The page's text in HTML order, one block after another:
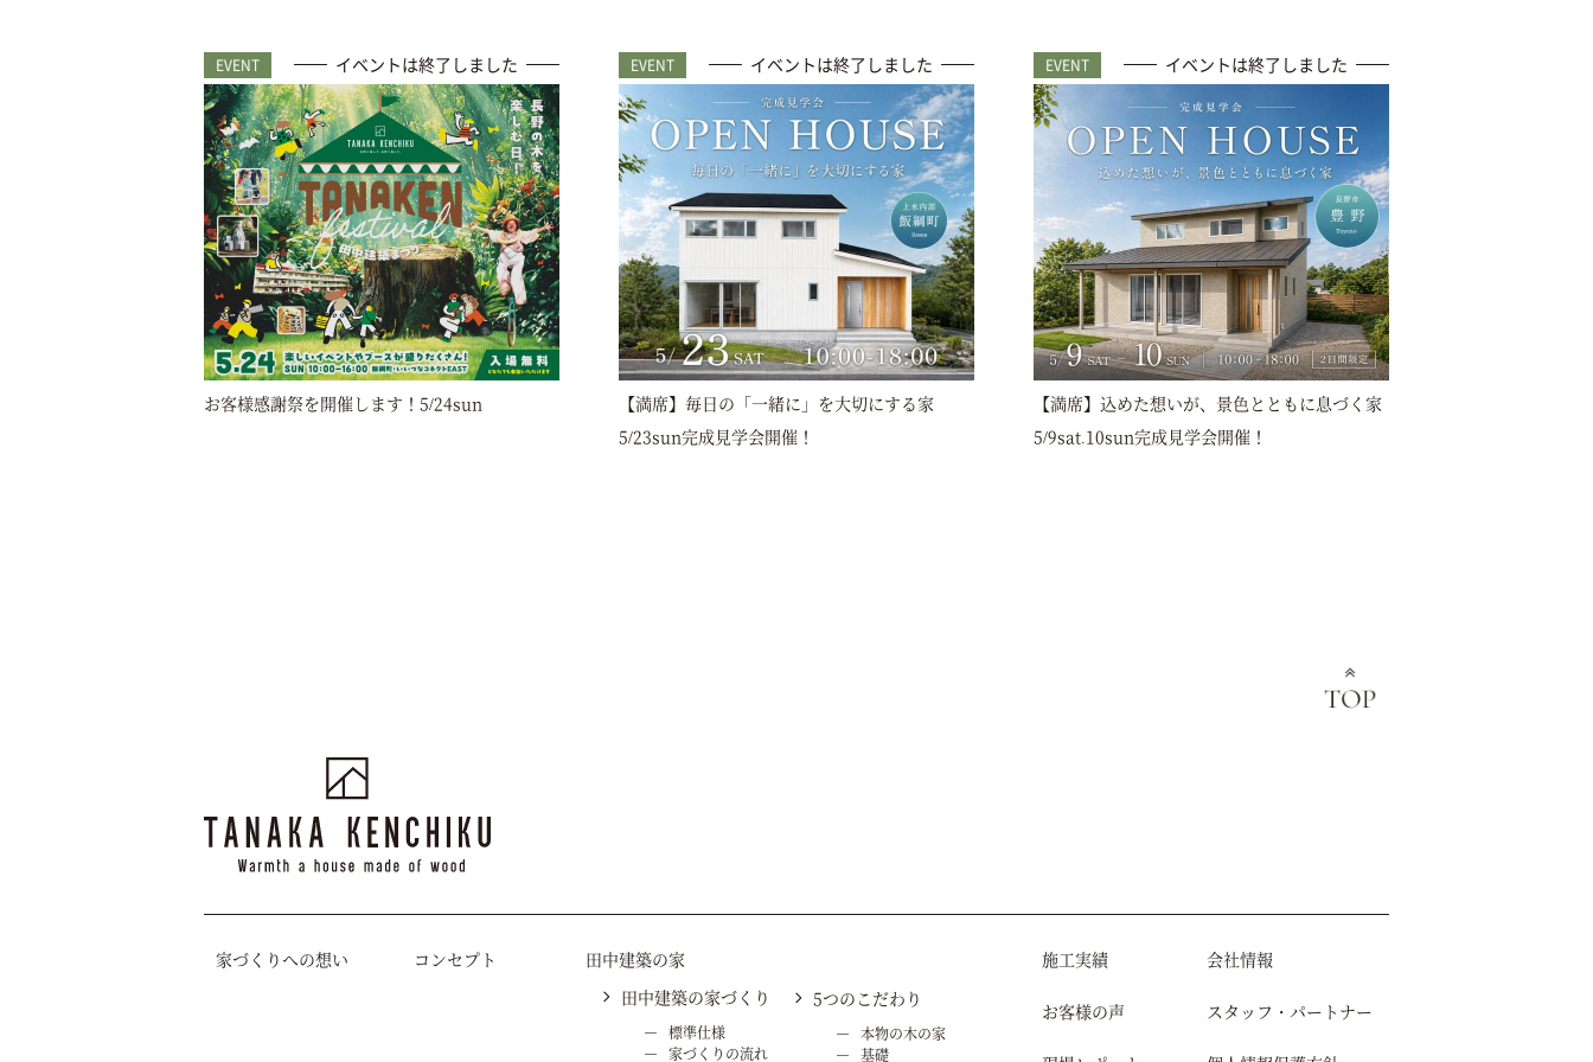
EVENT イベントは終了しました
お客様感謝祭を開催します！5/24sun
EVENT イベントは終了しました
【満席】毎日の「一緒に」を大切にする家
5/23sun完成見学会開催！
EVENT イベントは終了しました
【満席】込めた想いが、景色とともに息づく家
5/9sat.10sun完成見学会開催！
家づくりへの想い コンセプト
田中建築の家
田中建築の家づくり
標準仕様
家づくりの流れ
5つのこだわり
本物の木の家
基礎
施工実績
お客様の声
会社情報
スタッフ・パートナー